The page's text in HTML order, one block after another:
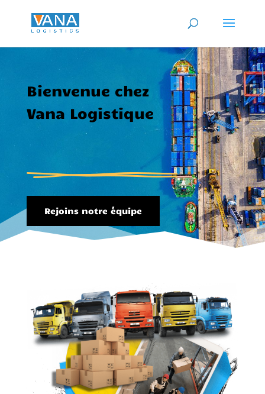
Bienvenue chez
Vana Logistique
Rejoins notre équipe